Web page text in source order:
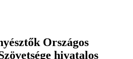
Országos
hivatalos